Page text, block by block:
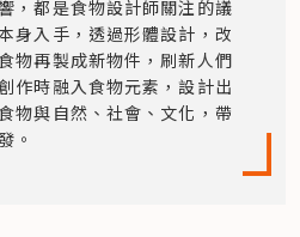
，都是食物設計師關注的議
身入手，透過形體設計，改
物再製成新物件，刷新人們
作時融入食物元素，設計出
物與自然、社會、文化，帶
。